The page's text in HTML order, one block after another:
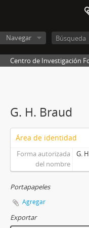
Navegar
Centro de Investigación
G. H. Braud
Área de identidad
Forma autorizada
del nombre
G.
Portapapeles
Agregar
Exportar